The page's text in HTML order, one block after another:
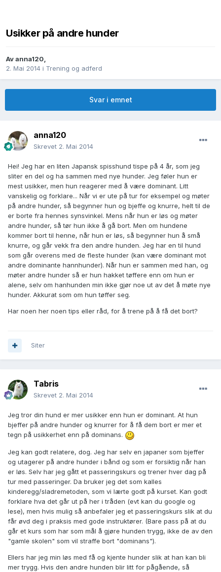
Usikker på andre hunder
Avanna120,
2. Mai 2014 i Trening og adferd
Svar i emnet
anna120
Skrevet 2. Mai 2014
Hei! Jeg har en liten Japansk spisshund tispe på 4 år, som jeg
sliter en del og ha sammen med nye hunder. Jeg føler hun er
mest usikker, men hun reagerer med å være dominant. Litt
vanskelig og forklare... Når vi er ute på tur for eksempel og møter
på andre hunder, så begynner hun og bjeffe og knurre, helt til de
er borte fra hennes synsvinkel. Mens når hun er løs og møter
andre hunder, så tør hun ikke å gå bort. Men om hundene
kommer bort til henne, når hun er løs, så begynner hun å små
knurre, og går vekk fra den andre hunden. Jeg har en til hund
som går overens med de fleste hunder (kan være dominant mot
andre dominante hannhunder). Når hun er sammen med han, og
møter andre hunder så er hun hakket tøffere enn om hun er
alene, selv om hanhunden min ikke gjør noe ut av det å møte nye
hunder. Akkurat som om hun tøffer seg.
Har noen her noen tips eller råd, for å trene på å få det bort?
Siter
Tabris
Skrevet 2. Mai 2014
Jeg tror din hund er mer usikker enn hun er dominant. At hun
bjeffer på andre hunder og knurrer for å få dem bort er mer et
tegn på usikkerhet enn på dominans.
Jeg kan godt relatere, dog. Jeg har selv en japaner som bjeffer
og utagerer på andre hunder i bånd og som er forsiktig når han
er løs. Selv har jeg gått et passeringskurs og trener hver dag på
tur med passeringer. Da bruker jeg det som kalles
kinderegg/sladremetoden, som vi lærte godt på kurset. Kan godt
forklare hva det går ut på her i tråden (evt kan du google og
lese), men hvis mulig så anbefaler jeg et passeringskurs slik at du
får øvd deg i praksis med gode instruktører. (Bare pass på at du
går et kurs som har som mål å gjøre hunden trygg, ikke de av den
"gamle skolen" som vil straffe bort "dominans").
Ellers har jeg min løs med få og kjente hunder slik at han kan bli
mer trygg. Hvis den andre hunden blir litt for pågående, så